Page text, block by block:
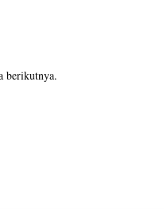
berikutnya.